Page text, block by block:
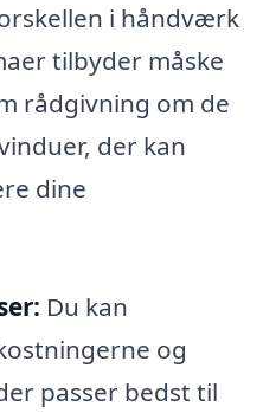
i håndværk
tilbyder måske
rådgivning om de
der kan
dine
Du kan
og
passer bedst til